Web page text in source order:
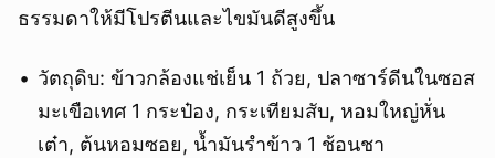
ธรรมดาให้มีโปรตีนและไขมันดีสูงขึ้น
วัตถุดิบ: ข้าวกล้องแช่เย็น 1 ถ้วย, ปลาซาร์ดีนในซอส
มะเขือเทศ 1 กระป๋อง, กระเทียมสับ, หอมใหญ่หั่น
เต๋า, ต้นหอมซอย, น้ำมันรำข้าว 1 ช้อนชา